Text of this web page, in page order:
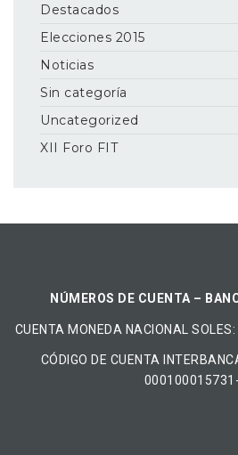
Destacados
Elecciones 2015
Noticias
Sin categoría
Uncategorized
XII Foro FIT
NÚMEROS DE CUENTA –
CUENTA MONEDA NACIONAL​
CÓDIGO DE CUENTA